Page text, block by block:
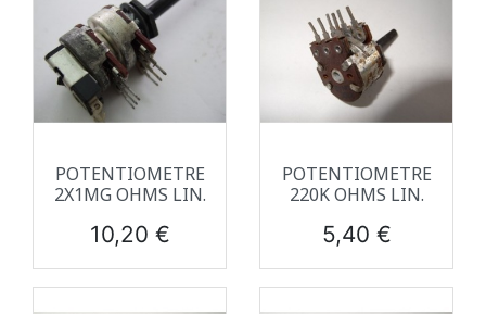
POTENTIOMETRE
2X1MG OHMS LIN.
Prix
10,20 €
POTENTIOMETRE
220K OHMS LIN.
Prix
5,40 €